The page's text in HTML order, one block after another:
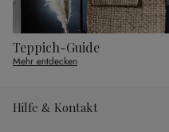
Teppich-Guide
Mehr entdecken
Hilfe & Kontakt